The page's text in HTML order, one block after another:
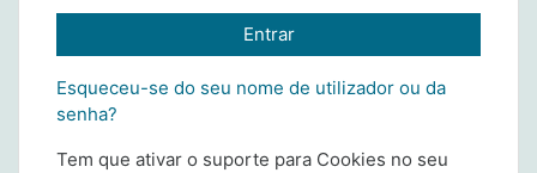
Entrar
Esqueceu-se do seu nome de utilizador ou da
senha?
Tem que ativar o suporte para Cookies no seu